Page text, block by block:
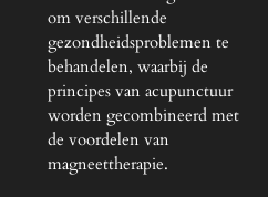
om verschillende
gezondheidsproblemen te
behandelen, waarbij de
principes van acupunctuur
worden gecombineerd met
de voordelen van
magneettherapie.